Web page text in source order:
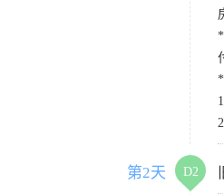
第2天 D2